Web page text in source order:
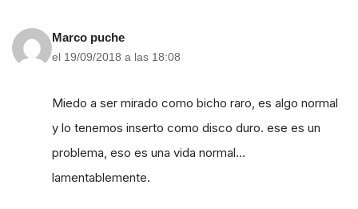
Marco puche
el 19/09/2018 a las 18:08
Miedo a ser mirado como bicho raro, es algo normal
y lo tenemos inserto como disco duro. ese es un
problema, eso es una vida normal…
lamentablemente.